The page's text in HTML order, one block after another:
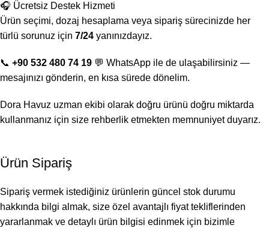
🎧 Ücretsiz Destek Hizmeti
Ürün seçimi, dozaj hesaplama veya sipariş sürecinizde her
türlü sorunuz için 7/24 yanınızdayız.
📞 +90 532 480 74 19 💬 WhatsApp ile de ulaşabilirsiniz —
mesajınızı gönderin, en kısa sürede dönelim.
Dora Havuz uzman ekibi olarak doğru ürünü doğru miktarda
kullanmanız için size rehberlik etmekten memnuniyet duyarız.
Ürün Sipariş
Sipariş vermek istediğiniz ürünlerin güncel stok durumu
hakkında bilgi almak, size özel avantajlı fiyat tekliflerinden
yararlanmak ve detaylı ürün bilgisi edinmek için bizimle